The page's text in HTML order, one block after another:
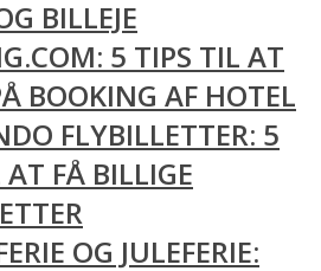
BILLEJE
5 TIPS TIL AT
BOOKING AF HOTEL
FLYBILLETTER: 5
FÅ BILLIGE
OG JULEFERIE: